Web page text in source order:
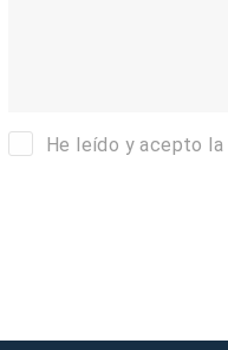
He leído y acepto la